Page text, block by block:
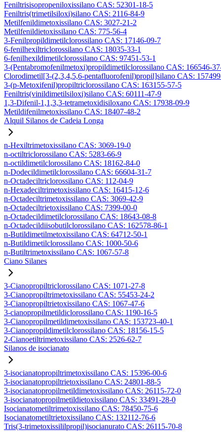
Feniltrisisopropeniloxissilano CAS: 52301-18-5
Feniltris(trimetilsiloxi)silano CAS: 2116-84-9
Metilfenildimetoxissilano CAS: 3027-21-2
Metilfenildietoxissilano CAS: 775-56-4
3-Fenilpropildimetilclorossilano CAS: 17146-09-7
6-fenilhexiltriclorossilano CAS: 18035-33-1
6-fenilhexildimetilclorossilano CAS: 97451-53-1
3-(Pentabromofenilmetoxi)propildimetilclorossilano CAS: 166546-
Clorodimetil[3-(2,3,4,5,6-pentafluorofenil)propil]silano CAS:
3-(p-Metoxifenil)propiltriclorossilano CAS: 163155-57-5
Feniltris(vinildimetilsiloxi)silano CAS: 60111-47-9
1,3-Difenil-1,1,3,3-tetrametoxidisiloxano CAS: 17938-09-9
Metildifenilmetoxissilano CAS: 18407-48-2
Alquil Silanos de Cadeia Longa
n-Hexiltrimetoxissilano CAS: 3069-19-0
n-octiltriclorossilano CAS: 5283-66-9
n-octildimetilclorossilano CAS: 18162-84-0
n-Dodecildimetilclorossilano CAS: 66604-31-7
n-Octadeciltriclorossilano CAS: 112-04-9
n-Hexadeciltrimetoxissilano CAS: 16415-12-6
n-Octadeciltrimetoxissilano CAS: 3069-42-9
n-Octadeciltrietoxissilano CAS: 7399-00-0
n-Octadecildimetilclorossilano CAS: 18643-08-8
n-Octadecildiisobutilclorossilano CAS: 162578-86-1
n-Butildimetilmetoxissilano CAS: 64712-50-1
n-Butildimetilclorossilano CAS: 1000-50-6
n-Butiltrimetoxissilano CAS: 1067-57-8
Ciano Silanes
3-Cianopropiltriclorossilano CAS: 1071-27-8
3-Cianopropiltrimetoxissilano CAS: 55453-24-2
3-Cianopropiltrietoxissilano CAS: 1067-47-6
3-cianopropilmetildiclorossilano CAS: 1190-16-5
3-Cianopropilmetildimetoxissilano CAS: 153723-40-1
3-Cianopropildimetilclorossilano CAS: 18156-15-5
2-Cianoetiltrimetoxissilano CAS: 2526-62-7
Silanos de isocianato
3-isocianatopropiltrimetoxissilano CAS: 15396-00-6
3-isocianatopropiltrietoxissilano CAS: 24801-88-5
3-isocianatopropilmetildimetoxissilano CAS: 26115-72-0
3-isocianatopropilmetildietoxissilano CAS: 33491-28-0
Isocianatometiltrimetoxissilano CAS: 78450-75-6
Isocianatometiltrietoxissilano CAS: 132112-76-6
Tris(3-trimetoxissililpropil)isocianurato CAS: 26115-70-8